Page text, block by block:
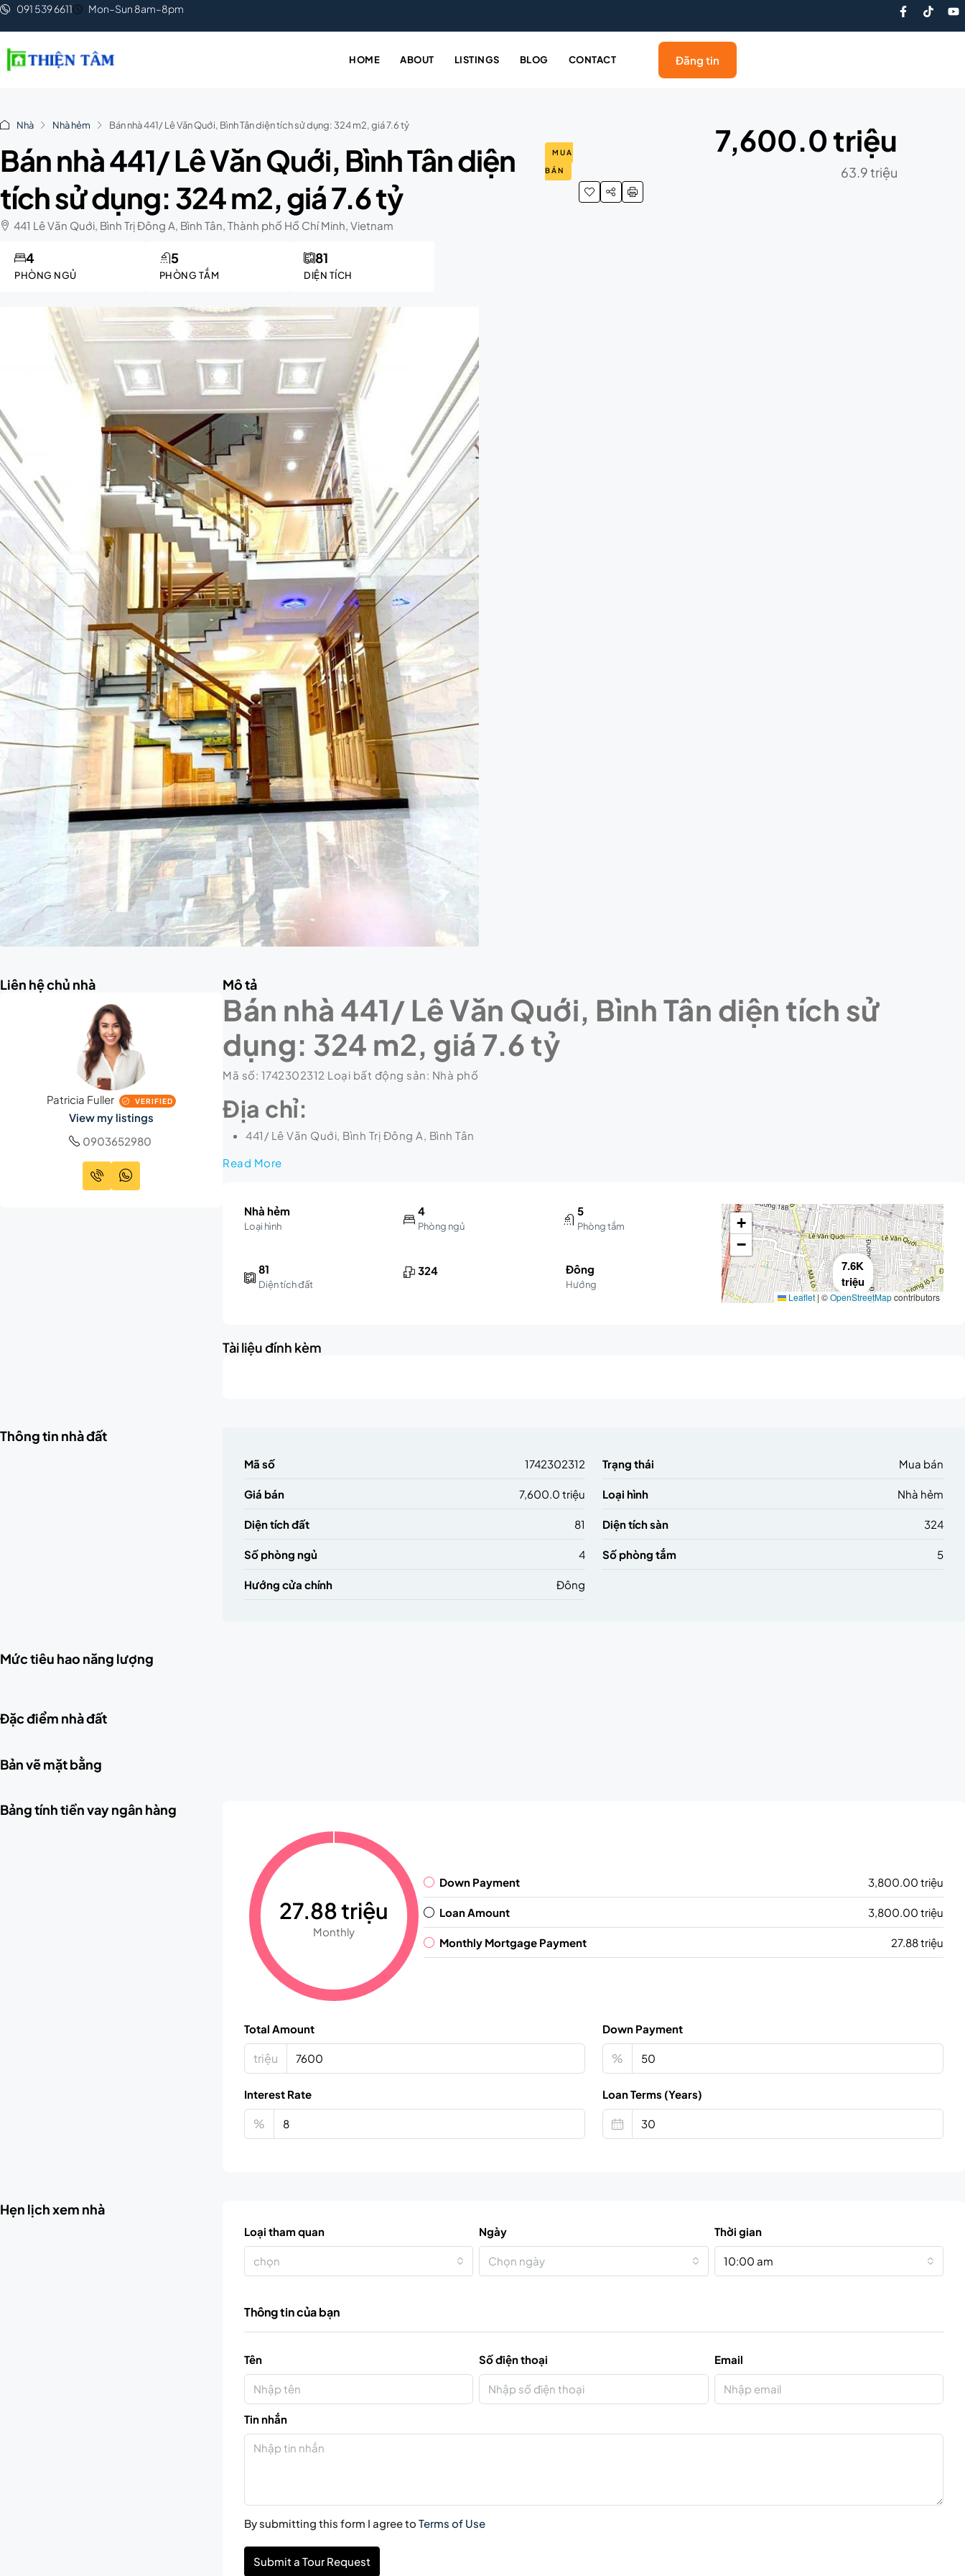
091 539 6611 Mon–Sun 8am–8pm
HOME ABOUT LISTINGS BLOG CONTACT Đăng tin
Nhà Nhà hẻm Bán nhà 441/ Lê Văn Quới, Bình Tân diện tích sử dụng: 324 m2, giá 7.6 tỷ
Bán nhà 441/ Lê Văn Quới, Bình Tân diện
tích sử dụng: 324 m2, giá 7.6 tỷ
MUA
BÁN
441 Lê Văn Quới, Bình Trị Đông A, Bình Tân, Thành phố Hồ Chí Minh, Vietnam
PHÒNG NGỦ
4
PHÒNG TẮM
5
DIỆN TÍCH
81
7,600.0 triệu
63.9 triệu
Liên hệ chủ nhà
Patricia Fuller VERIFIED
View my listings
0903652980
Mô tả
Bán nhà 441/ Lê Văn Quới, Bình Tân diện tích sử
dụng: 324 m2, giá 7.6 tỷ
Mã số: 1742302312 Loại bất động sản: Nhà phố
Địa chỉ:
441/ Lê Văn Quới, Bình Trị Đông A, Bình Tân
Read More
Nhà hẻm
Loại hình
4
Phòng ngủ
5
Phòng tắm
81
Diện tích đất
324 Đông
Hướng
7.6K
triệu
+
−
Leaflet |©OpenStreetMapcontributors
Tài liệu đính kèm
Thông tin nhà đất
Mã số 1742302312 Trạng thái Mua bán
Giá bán 7,600.0 triệu Loại hình Nhà hẻm
Diện tích đất 81 Diện tích sàn 324
Số phòng ngủ 4 Số phòng tắm 5
Hướng cửa chính Đông
Mức tiêu hao năng lượng
Đặc điểm nhà đất
Bản vẽ mặt bằng
Bảng tính tiền vay ngân hàng
27.88 triệu
Monthly
Down Payment 3,800.00 triệu
Loan Amount 3,800.00 triệu
Monthly Mortgage Payment 27.88 triệu
Total Amount
triệu
Down Payment
%
Interest Rate
%
Loan Terms (Years)
Hẹn lịch xem nhà
Loại tham quan
chọn
Ngày
Chọn ngày
Thời gian
10:00 am
Thông tin của bạn
Tên Số điện thoại Email
Tin nhắn
By submitting this form I agree toTerms of Use
Submit a Tour Request